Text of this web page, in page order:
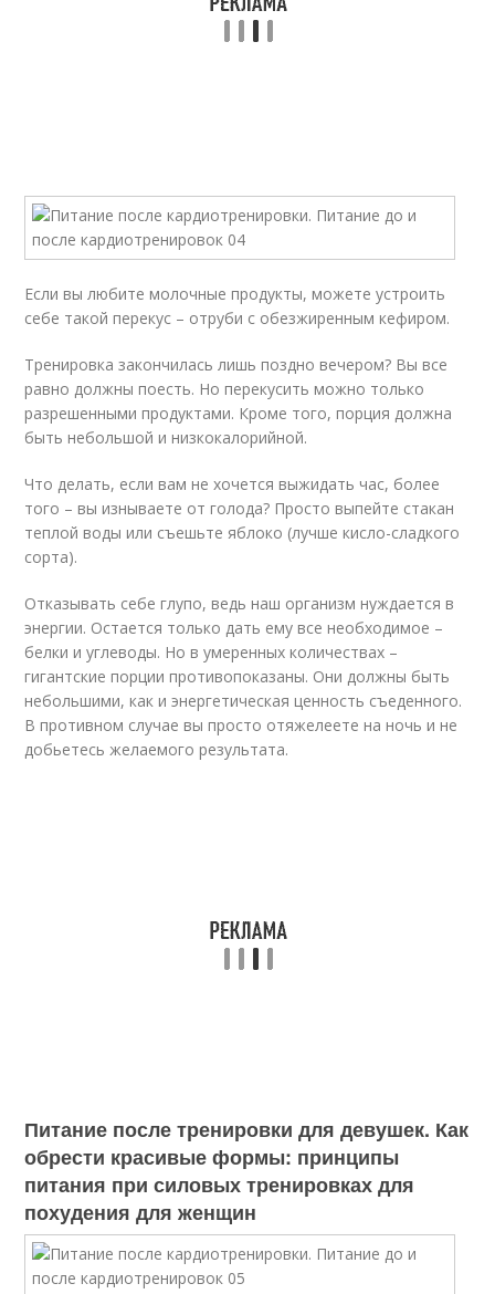
Если вы любите молочные продукты, можете устроить
себе такой перекус – отруби с обезжиренным кефиром.
Тренировка закончилась лишь поздно вечером? Вы все
равно должны поесть. Но перекусить можно только
разрешенными продуктами. Кроме того, порция должна
быть небольшой и низкокалорийной.
Что делать, если вам не хочется выжидать час, более
того – вы изнываете от голода? Просто выпейте стакан
теплой воды или съешьте яблоко (лучше кисло-сладкого
сорта).
Отказывать себе глупо, ведь наш организм нуждается в
энергии. Остается только дать ему все необходимое –
белки и углеводы. Но в умеренных количествах –
гигантские порции противопоказаны. Они должны быть
небольшими, как и энергетическая ценность съеденного.
В противном случае вы просто отяжелеете на ночь и не
добьетесь желаемого результата.
Питание после тренировки для девушек. Как
обрести красивые формы: принципы
питания при силовых тренировках для
похудения для женщин